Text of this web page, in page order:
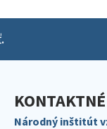
Národný inštitút